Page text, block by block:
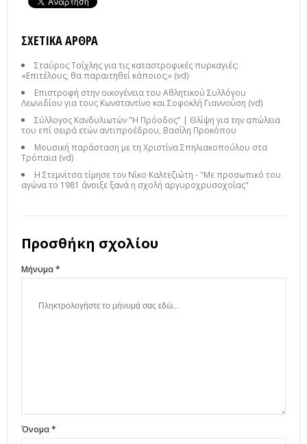
ΣΧΕΤΙΚΆ ΆΡΘΡΑ
Σταύρος Τσίχλης για τις καταστροφικές πυρκαγιές:
«Επιτέλους, θα παραιτηθεί κάποιος;» (vd)
Επιστροφή στην οικογένεια του Αθλητικού Συλλόγου
Λεωνιδίου για τους Κωνσταντίνο και Σοφοκλή Γιαννούση (vd)
Σύλλογος Κανδυλιωτών "Η Πρόοδος" | Θλίψη για την απώλεια
του επί σειρά ετών αντιπροέδρου, Βασίλη Προκόπου
Μουσική παράσταση με τη Χριστίνα Σπηλιακοπούλου στα
Τρόπαια (vd)
Η Στεμνίτσα τίμησε τον Νίκο Καλτεζιώτη - "Με προσωπικό του
αγώνα το 1981 άνοιξε ξανά η σχολή αργυροχρυσοχοΐας"
Προσθήκη σχολίου
Μήνυμα *
Όνομα *